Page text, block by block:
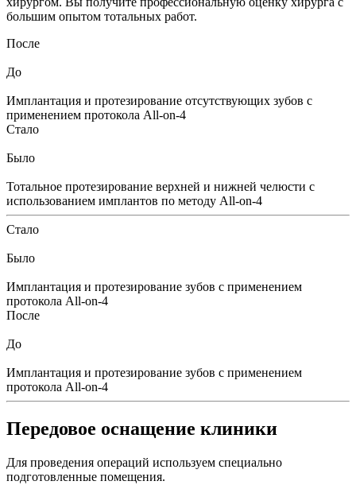
большим опытом тотальных работ.
После
До
Имплантация и протезирование отсутствующих зубов с
применением протокола All-on-4
Стало
Было
Тотальное протезирование верхней и нижней челюсти с
использованием имплантов по методу All-on-4
Стало
Было
Имплантация и протезирование зубов с применением
протокола All-on-4
После
До
Имплантация и протезирование зубов с применением
протокола All-on-4
Передовое оснащение клиники
Для проведения операций используем специально
подготовленные помещения.